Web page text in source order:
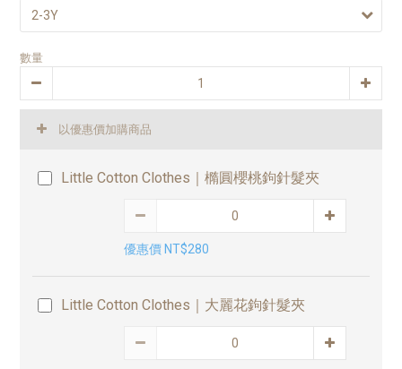
數量
以優惠價加購商品
Little Cotton Clothes｜橢圓櫻桃鉤針髮夾
優惠價 NT$280
Little Cotton Clothes｜大麗花鉤針髮夾